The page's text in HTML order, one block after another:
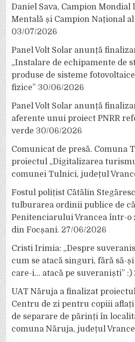
Daniel Sava, Campion
Mentală și Campion Național
03/07/2026
Panel Volt Solar anunță
„Instalare de echipamente de
produse de sisteme
fizice” 30/06/2026
Panel Volt Solar anunță
aferente unui proiect PNRR
verde 30/06/2026
Comunicat de presă. Comuna
proiectul „Digitalizarea
comunei Tulnici, județul
Fostul polițist Cătălin
tulburarea ordinii publice de
Penitenciarului Vrancea într-o
din Focșani. 27/06/2026
Cristi Irimia: „Despre
cum se atacă singuri, fără să-și
care-i… atacă pe suveraniști” :)
UAT Năruja a finalizat
Centru de zi pentru copiii
de separare de părinți în
comuna Năruja, județul